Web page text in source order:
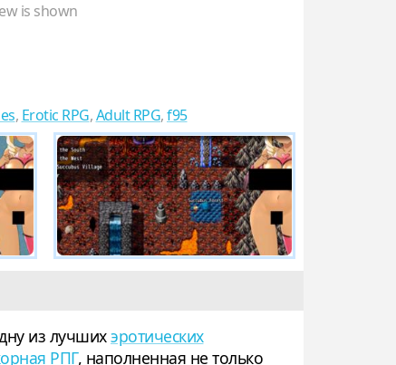
is shown
, Erotic RPG,Adult RPG,f95
из лучшихэротических
РПГ, наполненная не только